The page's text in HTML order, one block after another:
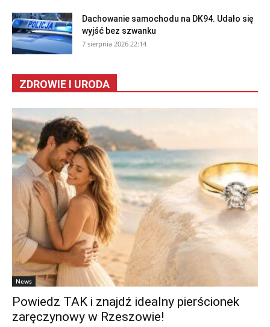
Dachowanie samochodu na DK94. Udało się
wyjść bez szwanku
7 sierpnia 2026 22:14
ZDROWIE I URODA
News
Powiedz TAK i znajdź idealny pierścionek
zaręczynowy w Rzeszowie!